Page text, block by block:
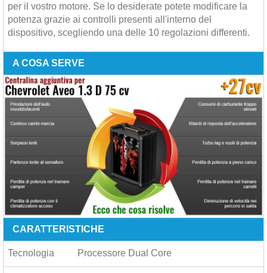
per il vostro motore. Se lo desiderate potete modificare la
potenza grazie ai controlli presenti all'interno del
dispositivo, scegliendo una delle 10 regolazioni differenti.
A COSA SERVE
CARATTERISTICHE
Tecnologia Processore Dual Core